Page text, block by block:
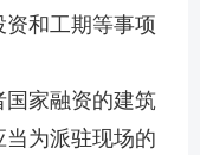
和工期等事项
家融资的建筑
为派驻现场的